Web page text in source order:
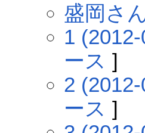
盛岡さ
1
ース ]
2
ース ]